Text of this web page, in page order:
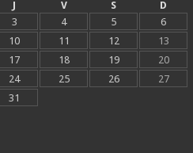
J V S
D
3 4 5
6
10 11 12
13
17 18 19
20
24 25 26
27
31